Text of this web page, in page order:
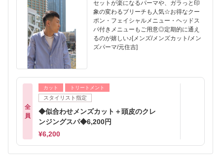
セットが楽になるパーマや、ガラっと印
象の変わるブリーチも人気☆お得なクー
ポン・フェイシャルメニュー・ヘッドス
パ付きメニューもご用意◎定期的に通え
るのが嬉しい♪[メンズ/メンズカット/メン
ズパーマ/元住吉]
全
員
カット トリートメント
スタイリスト指定
◆似合わせメンズカット＋頭皮のクレ
ンジングスパ◆6,200円
¥6,200